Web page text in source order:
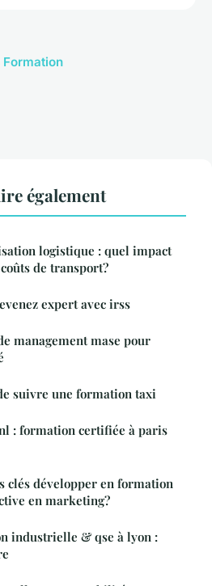
également
logistique : quel impact
de transport?
expert avec irss
management mase pour
suivre une formation taxi
: formation certifiée à paris
clés développer en formation
en marketing?
industrielle & qse à lyon :